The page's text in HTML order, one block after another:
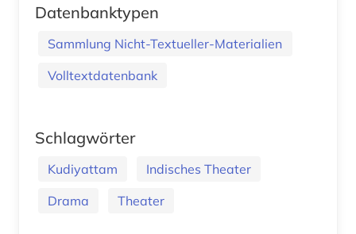
Datenbanktypen
Sammlung Nicht-Textueller-Materialien
Volltextdatenbank
Schlagwörter
Kudiyattam
Indisches Theater
Drama
Theater